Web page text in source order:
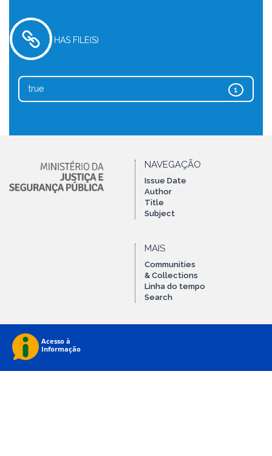
HAS FILE(S)
1
true
NAVEGAÇÃO
Issue Date
Author
Title
Subject
MAIS
Communities
& Collections
Linha do tempo
Search